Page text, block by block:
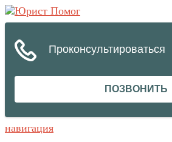
навигация